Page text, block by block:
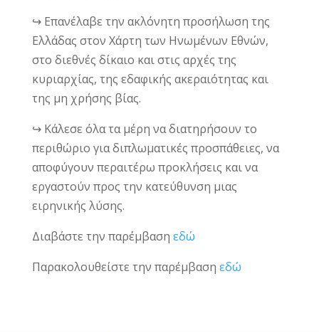
↪️ Επανέλαβε την ακλόνητη προσήλωση της
Ελλάδας στον Χάρτη των Ηνωμένων Εθνών,
στο διεθνές δίκαιο και στις αρχές της
κυριαρχίας, της εδαφικής ακεραιότητας και
της μη χρήσης βίας.
↪️ Κάλεσε όλα τα μέρη να διατηρήσουν το
περιθώριο για διπλωματικές προσπάθειες, να
αποφύγουν περαιτέρω προκλήσεις και να
εργαστούν προς την κατεύθυνση μιας
ειρηνικής λύσης.
Διαβάστε την παρέμβαση εδώ
Παρακολουθείστε την παρέμβαση εδώ